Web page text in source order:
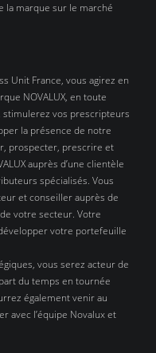
la marque sur le marché
Unit France, vous agirez en
NOVALUX, en toute
stimulerez vos prescripteurs
la présence de notre
prospecter, prescrire et
auprès d’une clientèle
spécialisés. Vous
et conseiller auprès de
votre secteur. Votre
votre portefeuille
vous serez acteur de
du temps en tournée
également venir au
avec l’équipe Novalux et